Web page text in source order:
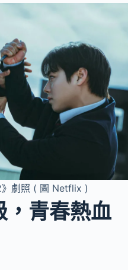
劇照 ( 圖 Netflix )
，青春熱血